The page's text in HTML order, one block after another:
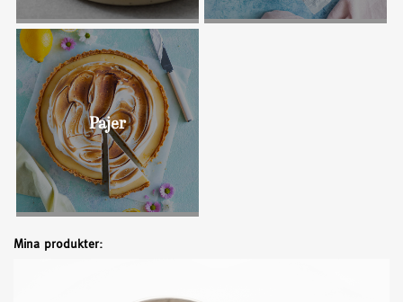
Pajer
Mina produkter: